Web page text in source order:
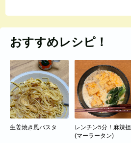
おすすめレシピ！
生姜焼き風パスタ
レンチン5分！麻辣担
(マーラータン)